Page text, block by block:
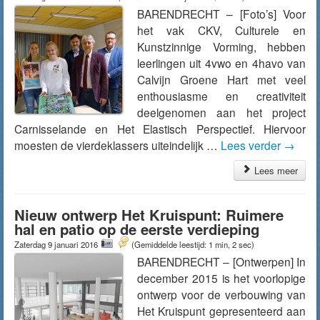
BARENDRECHT – [Foto’s] Voor
het vak CKV, Culturele en
Kunstzinnige Vorming, hebben
leerlingen uit 4vwo en 4havo van
Calvijn Groene Hart met veel
enthousiasme en creativiteit
deelgenomen aan het project
Carnisselande en Het Elastisch Perspectief. Hiervoor
moesten de vierdeklassers uiteindelijk … Lees verder →
Lees meer
Nieuw ontwerp Het Kruispunt: Ruimere
hal en patio op de eerste verdieping
Zaterdag 9 januari 2016 (Gemiddelde leestijd: 1 min, 2 sec)
BARENDRECHT – [Ontwerpen] In
december 2015 is het voorlopige
ontwerp voor de verbouwing van
Het Kruispunt gepresenteerd aan